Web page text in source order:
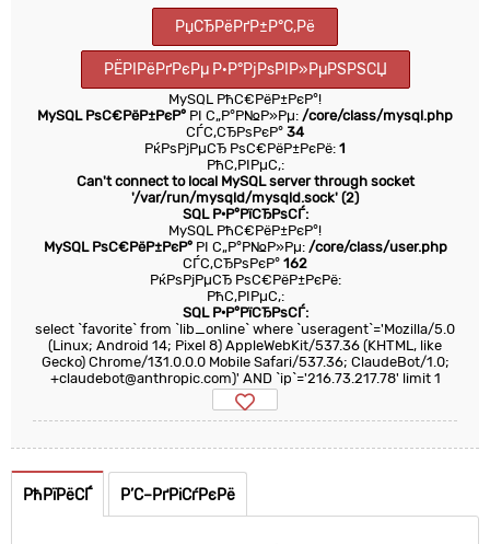
РџСЂРёРґР±Р°С‚Рё
РЁРІРёРґРєРµ Р·Р°РјРѕРІР»РµРЅРЅСЏ
MySQL РћС€РёР±РєР°!
MySQL РѕС€РёР±РєР° РІ С„Р°Р№Р»Рµ: /core/class/mysql.php
СЃС‚СЂРѕРєР° 34
РќРѕРјРµСЂ РѕС€РёР±РєРё: 1
РћС‚РІРµС‚:
Can't connect to local MySQL server through socket
'/var/run/mysqld/mysqld.sock' (2)
SQL Р·Р°РїСЂРѕСЃ:
MySQL РћС€РёР±РєР°!
MySQL РѕС€РёР±РєР°РІ С„Р°Р№Р»Рµ: /core/class/user.php
СЃС‚СЂРѕРєР° 162
РќРѕРјРµСЂ РѕС€РёР±РєРё:
РћС‚РІРµС‚:
SQL Р·Р°РїСЂРѕСЃ:
select `favorite` from `lib_online` where `useragent`='Mozilla/5.0
(Linux; Android 14; Pixel 8) AppleWebKit/537.36 (KHTML, like
Gecko) Chrome/131.0.0.0 Mobile Safari/537.36; ClaudeBot/1.0;
+claudebot@anthropic.com)' AND `ip`='216.73.217.78' limit 1
РћРїРёСЃ Р’С–РґРіСѓРєРё